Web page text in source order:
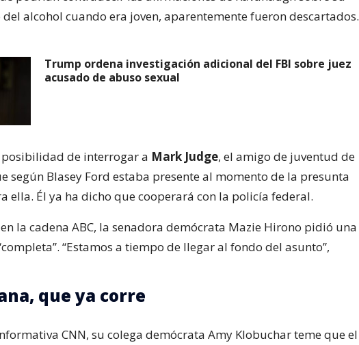
alcohol cuando era joven, aparentemente fueron descartados.
Trump ordena investigación adicional del FBI sobre juez
acusado de abuso sexual
posibilidad de interrogar a Mark Judge, el amigo de juventud de
según Blasey Ford estaba presente al momento de la presunta
ella. Él ya ha dicho que cooperará con la policía federal.
la cadena ABC, la senadora demócrata Mazie Hirono pidió una
“Estamos a tiempo de llegar al fondo del asunto”,
que ya corre
CNN, su colega demócrata Amy Klobuchar teme que el